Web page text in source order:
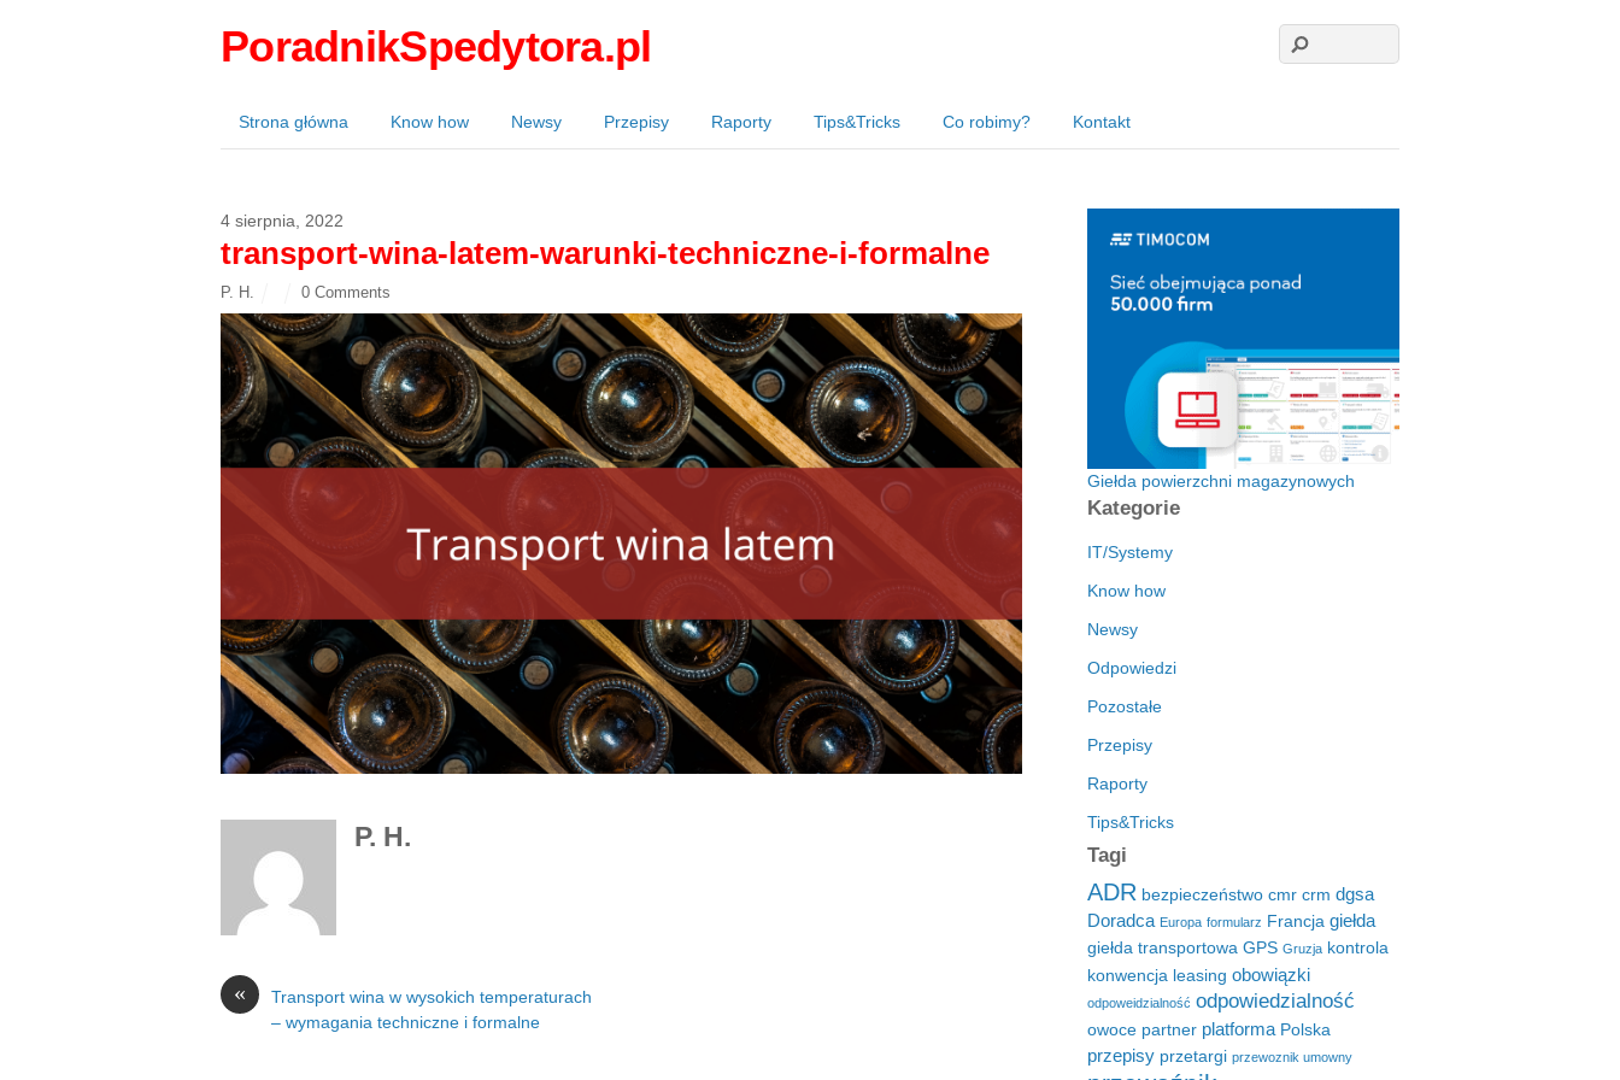
PoradnikSpedytora.pl
Strona główna Know how Newsy Przepisy Raporty Tips&Tricks Co robimy? Kontakt
4 sierpnia, 2022
transport-wina-latem-warunki-techniczne-i-formalne
P. H. 0 Comments
P. H.
«
Transport wina w wysokich temperaturach
– wymagania techniczne i formalne
Giełda powierzchni magazynowych
Kategorie
IT/Systemy
Know how
Newsy
Odpowiedzi
Pozostałe
Przepisy
Raporty
Tips&Tricks
Tagi
ADR bezpieczeństwo cmr crm dgsa
Doradca Europa formularz Francja giełda
giełda transportowa GPS Gruzja kontrola
konwencja leasing obowiązki
odpoweidzialność odpowiedzialność
owoce partner platforma Polska
przepisy przetargi przewoznik umowny